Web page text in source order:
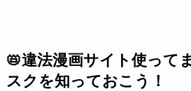
📛違法漫画サイト使って
スクを知っておこう！